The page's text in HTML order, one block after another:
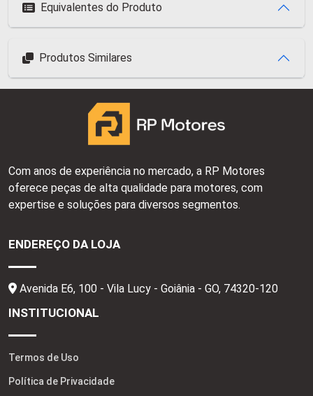
Equivalentes do Produto
Produtos Similares
Com anos de experiência no mercado, a RP Motores
oferece peças de alta qualidade para motores, com
expertise e soluções para diversos segmentos.
ENDEREÇO DA LOJA
Avenida E6, 100 - Vila Lucy - Goiânia - GO, 74320-120
INSTITUCIONAL
Termos de Uso
Política de Privacidade